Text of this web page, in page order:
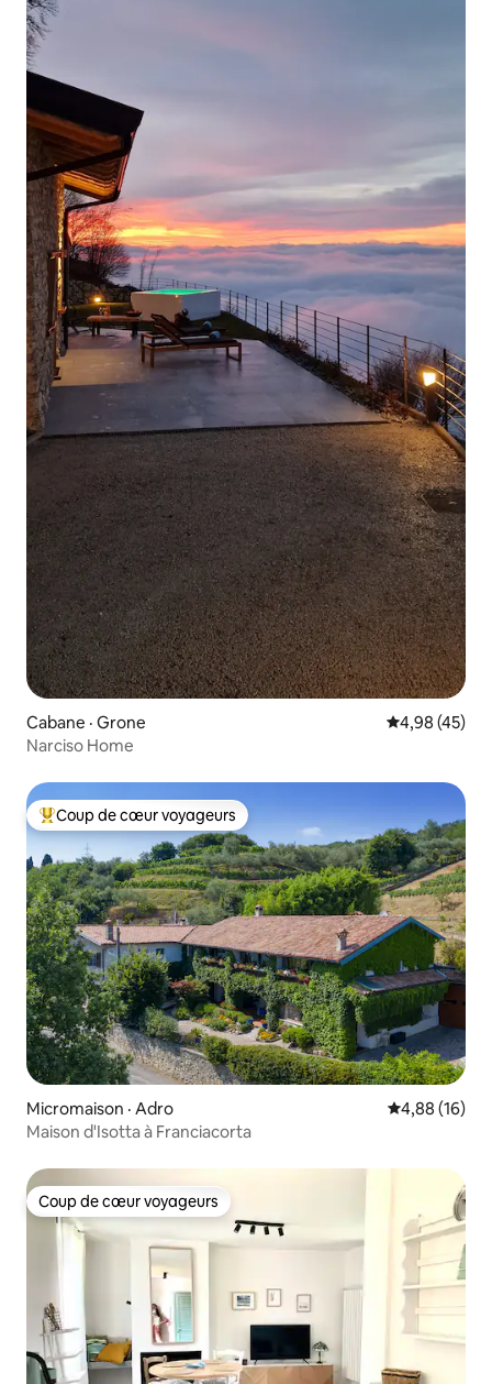
Cabane · Grone Note
4,98 (45)
Narciso Home
Coup de cœur voyageurs parmi les plus aimés
Coup de cœur voyageurs
Micromaison · Adro Note
4,88 (16)
Maison d'Isotta à Franciacorta
Coup de cœur voyageurs
Coup de cœur voyageurs